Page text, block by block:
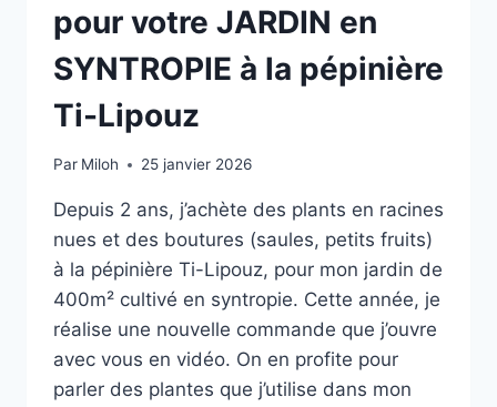
pour votre JARDIN en
SYNTROPIE à la pépinière
Ti-Lipouz
Par Miloh 25 janvier 2026
Depuis 2 ans, j’achète des plants en racines
nues et des boutures (saules, petits fruits)
à la pépinière Ti-Lipouz, pour mon jardin de
400m² cultivé en syntropie. Cette année, je
réalise une nouvelle commande que j’ouvre
avec vous en vidéo. On en profite pour
parler des plantes que j’utilise dans mon